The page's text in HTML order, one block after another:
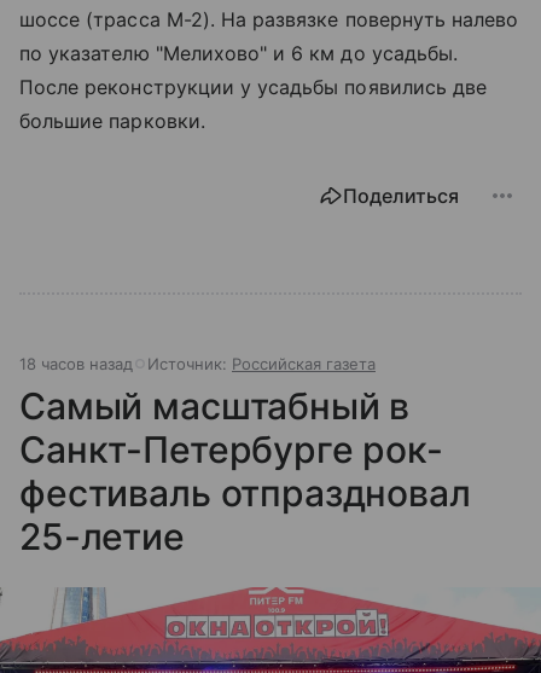
шоссе (трасса М-2). На развязке повернуть налево
по указателю "Мелихово" и 6 км до усадьбы.
После реконструкции у усадьбы появились две
большие парковки.
Поделиться
18 часов назад Источник: Российская газета
Самый масштабный в
Санкт-Петербурге рок-
фестиваль отпраздновал
25-летие